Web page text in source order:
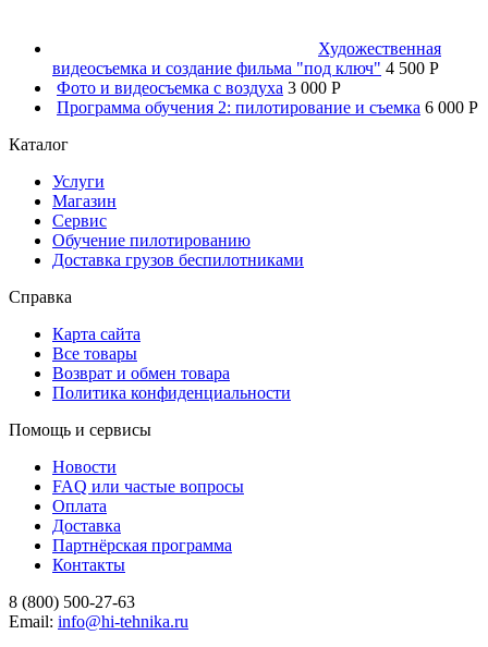
Художественная
видеосъемка и создание фильма "под ключ" 4 500 P
Фото и видеосъемка с воздуха 3 000 P
Программа обучения 2: пилотирование и съемка 6 000 P
Каталог
Услуги
Магазин
Сервис
Обучение пилотированию
Доставка грузов беспилотниками
Справка
Карта сайта
Все товары
Возврат и обмен товара
Политика конфиденциальности
Помощь и сервисы
Новости
FAQ или частые вопросы
Оплата
Доставка
Партнёрская программа
Контакты
8 (800) 500-27-63
Email: info@hi-tehnika.ru